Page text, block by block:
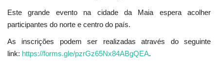
Este grande evento na cidade da Maia espera acolher
participantes do norte e centro do país.
As inscrições podem ser realizadas através do seguinte
link: https://forms.gle/pzrGz65Nx84ABgQEA.